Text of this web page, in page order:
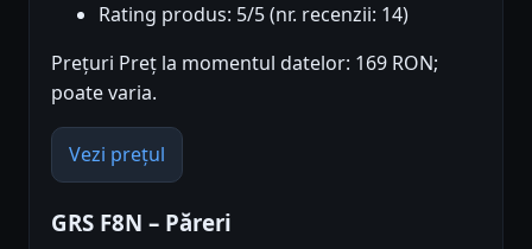
Rating produs: 5/5 (nr. recenzii: 14)
Prețuri Preț la momentul datelor: 169 RON;
poate varia.
Vezi prețul
GRS F8N – Păreri